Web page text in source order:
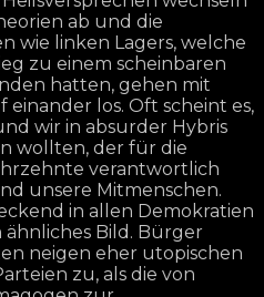
ab und die
wie linken Lagers, welche
zu einem scheinbaren
hatten, gehen mit
los. Oft scheint es,
wir in absurder Hybris
wollten, der für die
verantwortlich
unsere Mitmenschen.
in allen Demokratien
Bild. Bürger
neigen eher utopischen
zu, als die von